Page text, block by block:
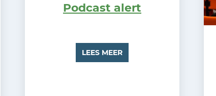
Podcast alert
LEES MEER